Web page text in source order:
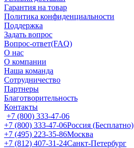
Гарантия на товар
Политика конфиденциальности
Поддержка
Задать вопрос
Вопрос-ответ(FAQ)
О нас
О компании
Наша команда
Сотрудничество
Партнеры
Благотворительность
Контакты
+7 (800) 333-47-06
+7 (800) 333-47-06Россия (Бесплатно)
+7 (495) 223-35-86Москва
+7 (812) 407-31-24Санкт-Петербург